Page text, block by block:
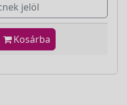
jelöl
Kosárba